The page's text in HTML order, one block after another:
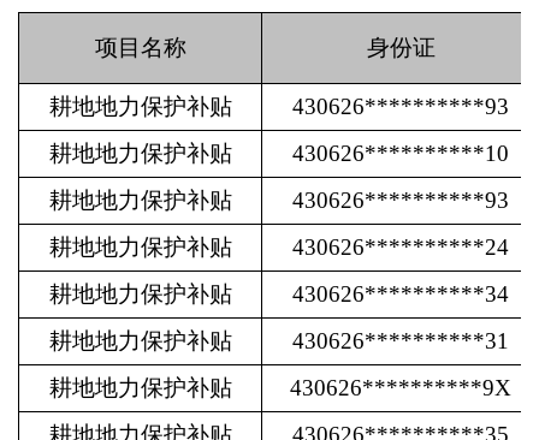
项目名称 身份证
耕地地力保护补贴
430626**********93
耕地地力保护补贴
430626**********10
耕地地力保护补贴
430626**********93
耕地地力保护补贴
430626**********24
耕地地力保护补贴
430626**********34
耕地地力保护补贴
430626**********31
耕地地力保护补贴
430626**********9X
耕地地力保护补贴
430626**********35